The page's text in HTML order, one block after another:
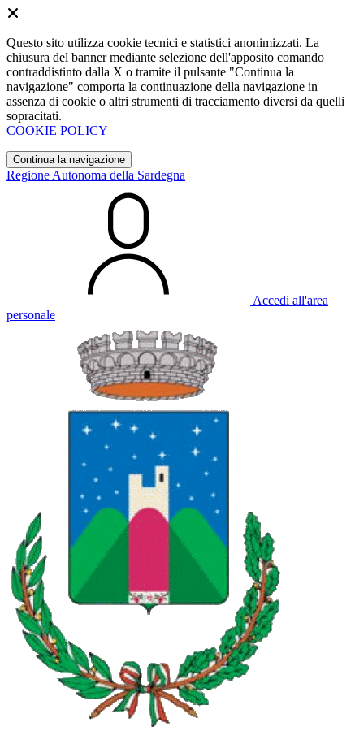
Questo sito utilizza cookie tecnici e statistici anonimizzati. La
chiusura del banner mediante selezione dell'apposito comando
contraddistinto dalla X o tramite il pulsante "Continua la
navigazione" comporta la continuazione della navigazione in
assenza di cookie o altri strumenti di tracciamento diversi da quelli
sopracitati.
COOKIE POLICY
Continua la navigazione
Regione Autonoma della Sardegna
Accedi all'area
personale